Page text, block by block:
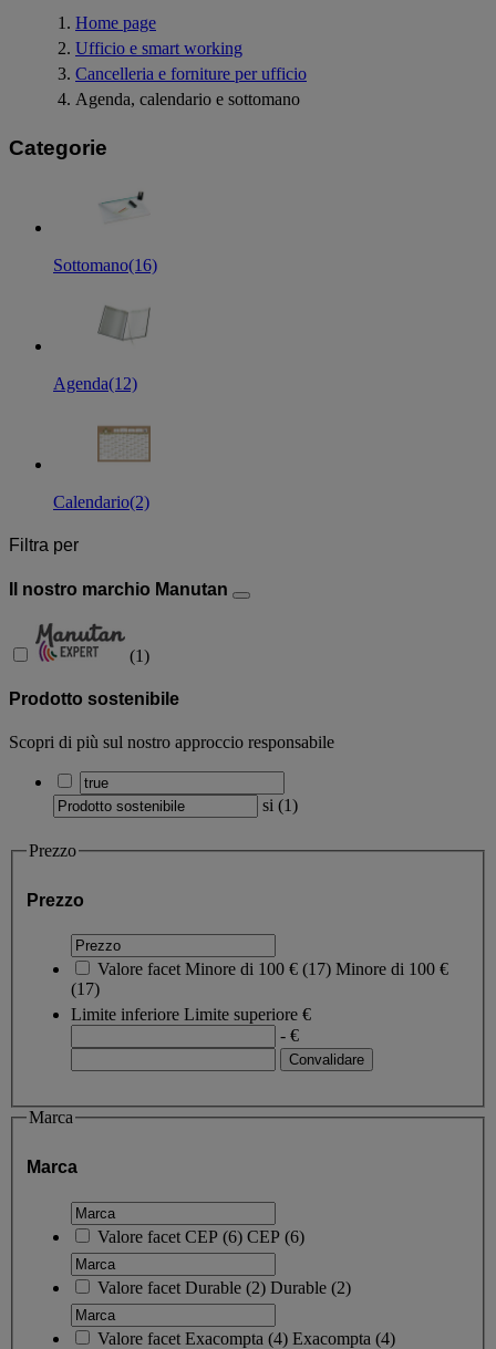
Home page
Ufficio e smart working
Cancelleria e forniture per ufficio
Agenda, calendario e sottomano
Categorie
Sottomano(16)
Agenda(12)
Calendario(2)
Filtra per
Il nostro marchio Manutan
(1)
Prodotto sostenibile
Scopri di più sul nostro approccio responsabile
si (1)
Prezzo
Prezzo
Valore facet Minore di 100 € (17) Minore di 100 €
(17)
Limite inferiore Limite superiore €
- €
Marca
Marca
Valore facet CEP (6) CEP (6)
Valore facet Durable (2) Durable (2)
Valore facet Exacompta (4) Exacompta (4)